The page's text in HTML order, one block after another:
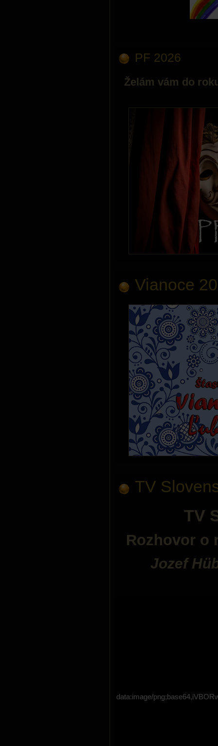
PF 2026
Želám vám do
Vianoce
TV
TV
Rozhovor o
Jozef
data:image/